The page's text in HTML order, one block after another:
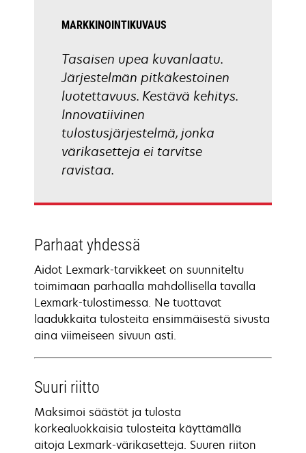
MARKKINOINTIKUVAUS
Tasaisen upea kuvanlaatu.
Järjestelmän pitkäkestoinen
luotettavuus. Kestävä kehitys.
Innovatiivinen
tulostusjärjestelmä, jonka
värikasetteja ei tarvitse
ravistaa.
Parhaat yhdessä
Aidot Lexmark-tarvikkeet on suunniteltu
toimimaan parhaalla mahdollisella tavalla
Lexmark-tulostimessa. Ne tuottavat
laadukkaita tulosteita ensimmäisestä sivusta
aina viimeiseen sivuun asti.
Suuri riitto
Maksimoi säästöt ja tulosta
korkealuokkaisia tulosteita käyttämällä
aitoja Lexmark-värikasetteja. Suuren riiton